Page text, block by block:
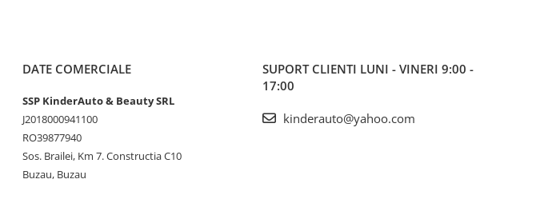
DATE COMERCIALE
SSP KinderAuto & Beauty SRL
J2018000941100
RO39877940
Sos. Brailei, Km 7. Constructia C10
Buzau, Buzau
SUPORT CLIENTI LUNI - VINERI 9:00 -
17:00
kinderauto@yahoo.com